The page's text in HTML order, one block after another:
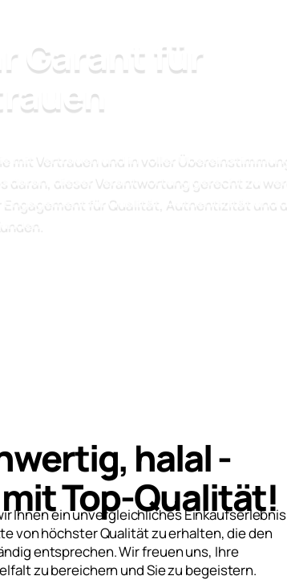
Garant für
mit Vertrauen und in voller Übereinstimmung
dieser Verantwortung gerecht zu
für Qualität, Authentizität und
halal -
Top-Qualität!
Ihnen ein unvergleichliches Einkaufserlebnis
von höchster Qualität zu erhalten, die den
entsprechen. Wir freuen uns, Ihre
zu bereichern und Sie zu begeistern.